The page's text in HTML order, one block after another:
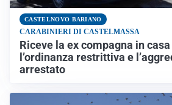
CASTELNOVO BARIANO
CARABINIERI DI CASTELMASSA
Riceve la ex compagna in
l’ordinanza restrittiva e
arrestato